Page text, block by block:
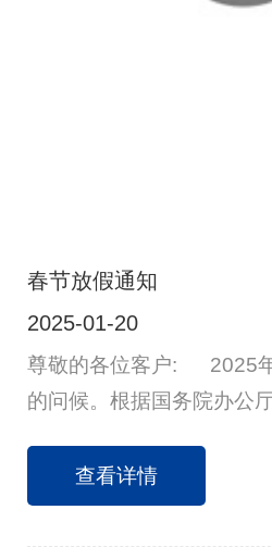
春节放假通知
2025-01-20
尊敬的各位客户: 2025年
的问候。根据国务院办公
二十五)至2月4日(星期二
三，正月初八)正式上班，
查看详情